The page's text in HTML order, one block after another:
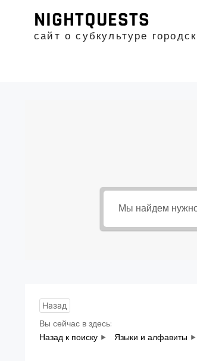
содержимому
NIGHTQUESTS
сайт о субкультуре
Назад
Вы сейчас в здесь:
Назад к поиску
Языки и алфавиты